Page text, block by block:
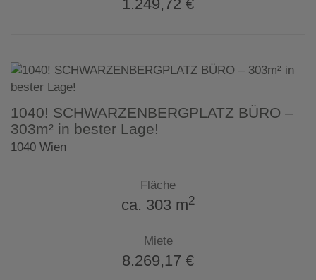
1.249,72 €
1040! SCHWARZENBERGPLATZ BÜRO –
303m² in bester Lage!
1040 Wien
Fläche
ca. 303 m2
Miete
8.269,17 €